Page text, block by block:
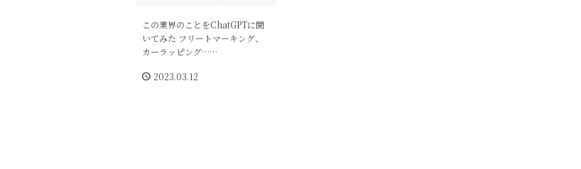
この業界のことをChatGPTに聞
いてみた フリートマーキング、
カーラッピング……
2023.03.12